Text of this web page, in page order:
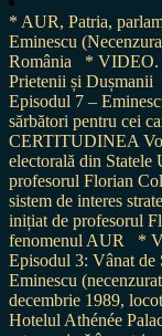
* AUR, Patria,
Eminescu
România
* VIDEO.
Prietenii și Dușmanii
Episodul 7 –
sărbători pentru cei
CERTITUDINEA
electorală din Statele
profesorul Florian
sistem de interes
inițiat de profesorul
fenomenul AUR
*
Episodul 3: Vânat de
Eminescu
decembrie 1989,
Hotelul Athénée